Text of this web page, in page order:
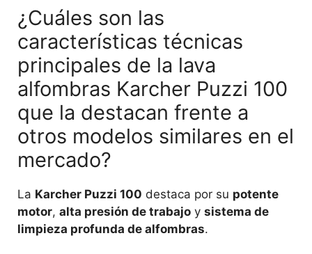
¿Cuáles son las
características técnicas
principales de la lava
alfombras Karcher Puzzi 100
que la destacan frente a
otros modelos similares en el
mercado?
La Karcher Puzzi 100 destaca por su potente
motor, alta presión de trabajo y sistema de
limpieza profunda de alfombras.